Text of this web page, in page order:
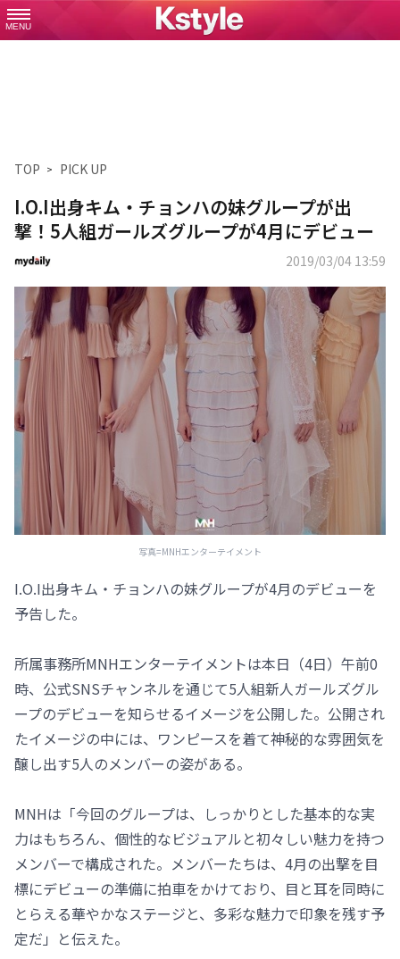
MENU
TOP PICK UP
I.O.I出身キム・チョンハの妹グループが出
撃！5人組ガールズグループが4月にデビュー
2019/03/04 13:59
写真=MNHエンターテイメント
I.O.I出身キム・チョンハの妹グループが4月のデビューを
予告した。
所属事務所MNHエンターテイメントは本日（4日）午前0
時、公式SNSチャンネルを通じて5人組新人ガールズグル
ープのデビューを知らせるイメージを公開した。公開され
たイメージの中には、ワンピースを着て神秘的な雰囲気を
醸し出す5人のメンバーの姿がある。
MNHは「今回のグループは、しっかりとした基本的な実
力はもちろん、個性的なビジュアルと初々しい魅力を持つ
メンバーで構成された。メンバーたちは、4月の出撃を目
標にデビューの準備に拍車をかけており、目と耳を同時に
とらえる華やかなステージと、多彩な魅力で印象を残す予
定だ」と伝えた。